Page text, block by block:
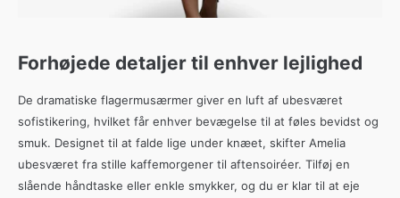
Forhøjede detaljer til enhver lejlighed
De dramatiske flagermusærmer giver en luft af ubesværet
sofistikering, hvilket får enhver bevægelse til at føles bevidst og
smuk. Designet til at falde lige under knæet, skifter Amelia
ubesværet fra stille kaffemorgener til aftensoiréer. Tilføj en
slående håndtaske eller enkle smykker, og du er klar til at eje